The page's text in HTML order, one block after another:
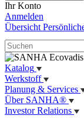
Ihr Konto
Anmelden
Übersicht
Katalog
Werkstoff
Planung & Services
Über SANHA®
Investor Relations